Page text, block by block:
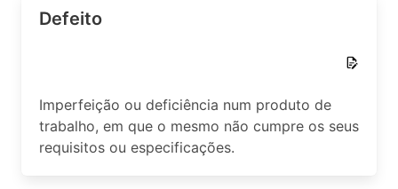
Defeito
Imperfeição ou deficiência num produto de
trabalho, em que o mesmo não cumpre os seus
requisitos ou especificações.